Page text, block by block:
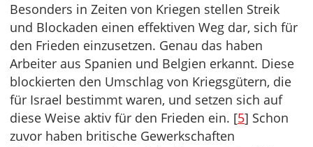
Besonders in Zeiten von Kriegen stellen Streik
und Blockaden einen effektiven Weg dar, sich für
den Frieden einzusetzen. Genau das haben
Arbeiter aus Spanien und Belgien erkannt. Diese
blockierten den Umschlag von Kriegsgütern, die
für Israel bestimmt waren, und setzen sich auf
diese Weise aktiv für den Frieden ein. [5] Schon
zuvor haben britische Gewerkschaften